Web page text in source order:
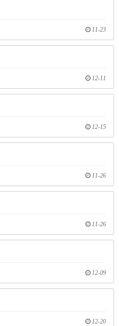
11-23
12-11
12-15
11-26
11-26
12-09
12-20